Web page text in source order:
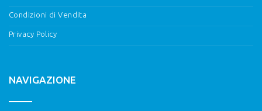
Condizioni di Vendita
Privacy Policy
NAVIGAZIONE